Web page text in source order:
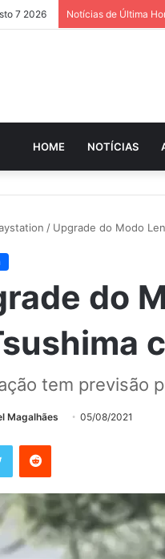
7 2026 Notícias de Última
HOME NOTÍCIAS
/ Upgrade do Modo
do
tem previsão
Magalhães 05/08/2021